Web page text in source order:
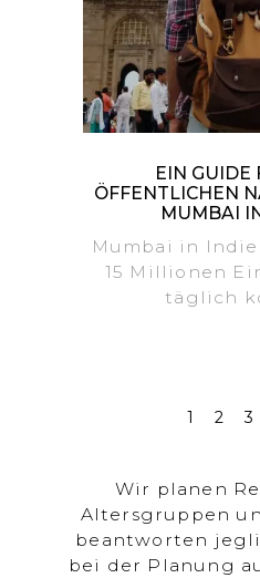
EIN GUIDE
ÖFFENTLICHEN
MUMBAI
Mumbai in
15 Millionen
täglich
1 2 3
Wir planen
Altersgruppen
beantworten
bei der Planung